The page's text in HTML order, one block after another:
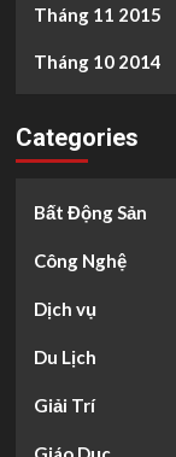
Tháng 11 2015
Tháng 10 2014
Categories
Bất Động Sản
Công Nghệ
Dịch vụ
Du Lịch
Giải Trí